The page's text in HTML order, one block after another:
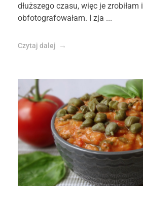
dłuższego czasu, więc je zrobiłam i
obfotografowałam. I zja ...
Czytaj dalej